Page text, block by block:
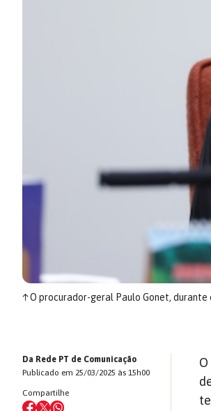
↑O procurador-geral Paulo Gonet, durante
Da Rede PT de Comunicação
Publicado em 25/03/2025 às 15h00
Compartilhe